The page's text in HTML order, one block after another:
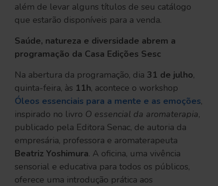
além de levar alguns títulos de seu catálogo
que estarão disponíveis para a venda.
Saúde, natureza e diversidade abrem a
programação da Casa Edições Sesc
Na abertura da programação, dia 31 de julho,
quinta-feira, às 11h, acontece o workshop
Óleos essenciais para a mente e as emoções,
inspirado no livro O essencial da aromaterapia,
publicado pela Editora Senac, de autoria da
empresária, professora e aromaterapeuta
Beatriz Yoshimura. A oficina, uma vivência
sensorial e educativa para todos os públicos,
oferece uma introdução prática aos